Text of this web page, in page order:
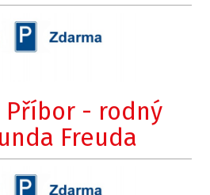
Příbor - rodný
Freuda